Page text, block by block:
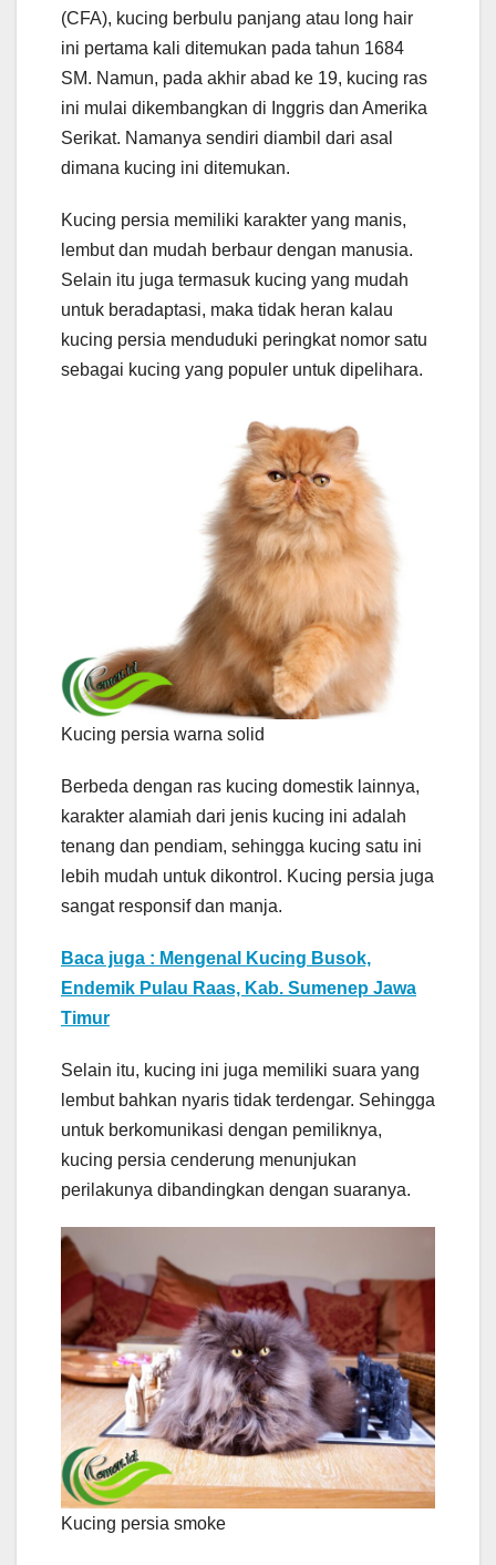
(CFA), kucing berbulu panjang atau long hair
ini pertama kali ditemukan pada tahun 1684
SM. Namun, pada akhir abad ke 19, kucing ras
ini mulai dikembangkan di Inggris dan Amerika
Serikat. Namanya sendiri diambil dari asal
dimana kucing ini ditemukan.
Kucing persia memiliki karakter yang manis,
lembut dan mudah berbaur dengan manusia.
Selain itu juga termasuk kucing yang mudah
untuk beradaptasi, maka tidak heran kalau
kucing persia menduduki peringkat nomor satu
sebagai kucing yang populer untuk dipelihara.
Kucing persia warna solid
Berbeda dengan ras kucing domestik lainnya,
karakter alamiah dari jenis kucing ini adalah
tenang dan pendiam, sehingga kucing satu ini
lebih mudah untuk dikontrol. Kucing persia juga
sangat responsif dan manja.
Baca juga : Mengenal Kucing Busok,
Endemik Pulau Raas, Kab. Sumenep Jawa
Timur
Selain itu, kucing ini juga memiliki suara yang
lembut bahkan nyaris tidak terdengar. Sehingga
untuk berkomunikasi dengan pemiliknya,
kucing persia cenderung menunjukan
perilakunya dibandingkan dengan suaranya.
Kucing persia smoke